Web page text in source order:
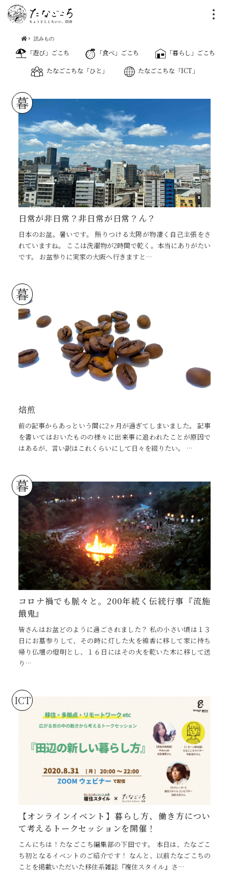
読みもの
「遊び」ごこち 「食べ」ごこち
「暮らし」ごこち
たなごこちな「ひと」
たなごこちな「ICT」
暮
日常が非日常？非日常が日常？ん？
日本のお盆。暑いです。 照りつける太陽が物凄く自己主張をさ
れていますね。 ここは洗濯物が2時間で乾く。本当にありがたい
です。 お盆参りに実家の大阪へ行きますと…
暮
焙煎
前の記事からあっという間に2ヶ月が過ぎてしまいました。 記事
を書いてはおいたものの様々に出来事に追われたことが原因で
はあるが、言い訳はこれくらいにして日々を綴りたい。 …
暮
コロナ禍でも脈々と。200年続く伝統行事『流施
餓鬼』
皆さんはお盆どのように過ごされました？ 私の小さい頃は１３
日にお墓参りして、その時に灯した火を線香に移して家に持ち
帰り仏壇の燈明とし、１６日にはその火を乾いた木に移して送
り…
ICT
【オンラインイベント】暮らし方、働き方につい
て考えるトークセッションを開催！
こんにちは！たなごこち編集部の下田です。 本日は、たなごこ
ち初となるイベントのご紹介です！ なんと、以前たなごこちの
ことを掲載いただいた移住系雑誌『複住スタイル』さ…